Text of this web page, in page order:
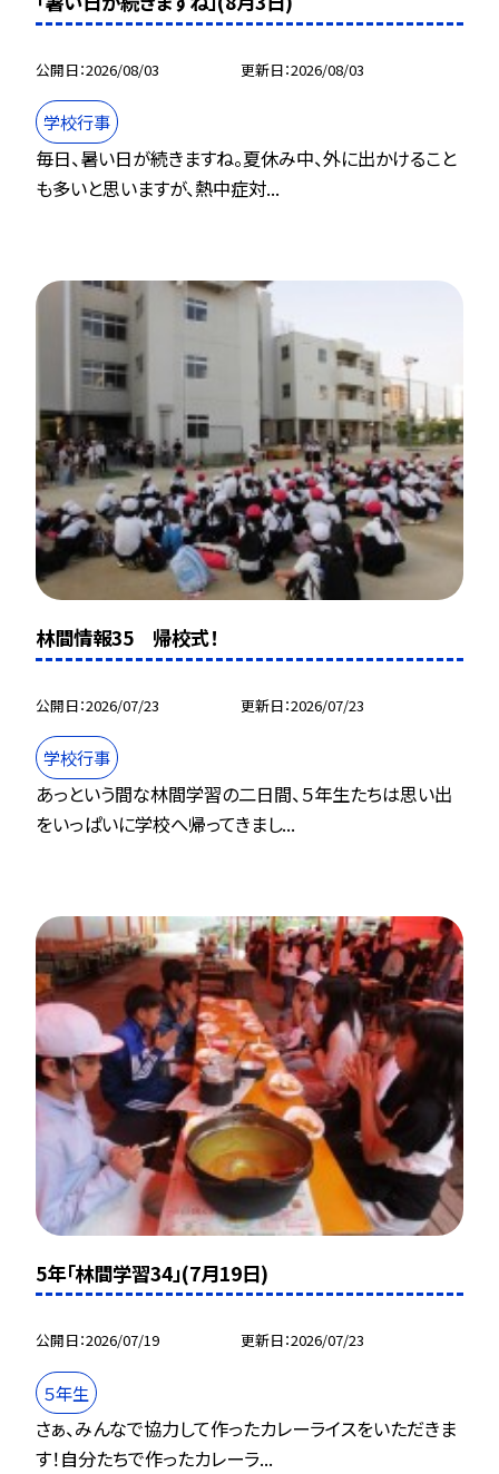
公開日 2026/08/03 更新日 2026/08/03
学校行事
毎日、暑い日が続きますね。夏休み中、外に出かけること
も多いと思いますが、熱中症対...
林間情報35 帰校式！
公開日 2026/07/23 更新日 2026/07/23
学校行事
あっという間な林間学習の二日間、５年生たちは思い出
をいっぱいに学校へ帰ってきまし...
5年「林間学習34」(7月19日)
公開日 2026/07/19 更新日 2026/07/23
５年生
さぁ、みんなで協力して作ったカレーライスをいただきま
す！自分たちで作ったカレーラ...